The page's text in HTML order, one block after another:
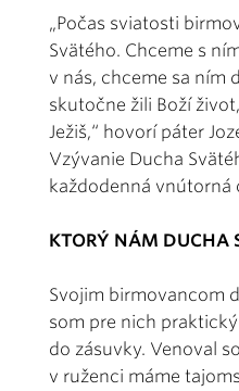
„Počas sviatosti
Svätého. Chceme s
v nás, chceme sa ním
skutočne žili Boží
Ježiš,“ hovorí páter
Vzývanie Ducha
každodenná vnútorná
KTORÝ NÁM DUCHA
Svojim birmovancom
som pre nich
do zásuvky. Venoval
v ruženci máme